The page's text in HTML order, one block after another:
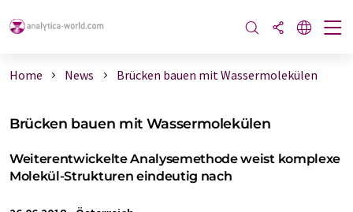
Home News Brücken bauen mit Wassermolekülen
Brücken bauen mit Wassermolekülen
Weiterentwickelte Analysemethode weist komplexe
Molekül-Strukturen eindeutig nach